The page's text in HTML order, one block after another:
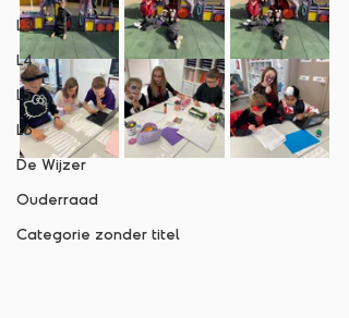
L3
L4
L5
L6
De Wijzer
Ouderraad
Categorie zonder titel